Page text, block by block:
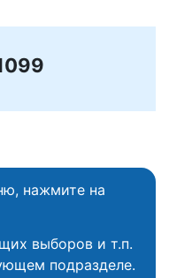
нажмите на
выборов и т.п.
подразделе.